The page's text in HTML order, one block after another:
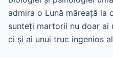
admira o Lună măreață la
sunteți martorii nu doar ai
ci și ai unui truc ingenios